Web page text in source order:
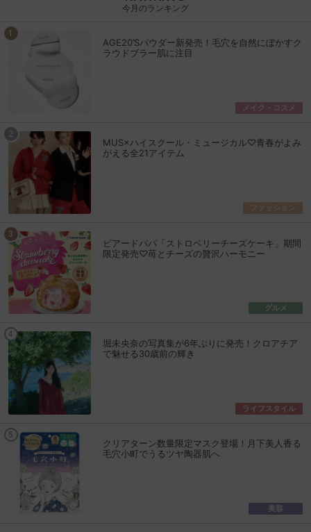
今月のランキング
AGE20’Sパウダー新発売！毛穴を自然にぼかすク
ラウドブラー肌に注目
メイク・コスメ
MUS×ハイスクール・ミュージカル♡青春がよみ
がえる全21アイテム
ファッション
ビアードパパ「ストロベリーチーズケーキ」期間
限定発売♡苺とチーズの贅沢ハーモニー
グルメ
堀未央奈の写真集が6年ぶりに発売！クロアチア
で魅せる30歳前の輝き
ライフスタイル
クリアターン数量限定マスク登場！月下美人香る
毛穴小町でうるツヤ陶器肌へ
美容